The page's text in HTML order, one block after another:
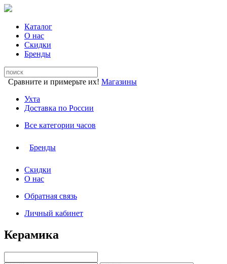
Каталог
О нас
Скидки
Бренды
Сравните и примерьте их! Магазины
Ухта
Доставка по России
Все категории часов
Бренды
Скидки
О нас
Обратная связь
Личный кабинет
Керамика